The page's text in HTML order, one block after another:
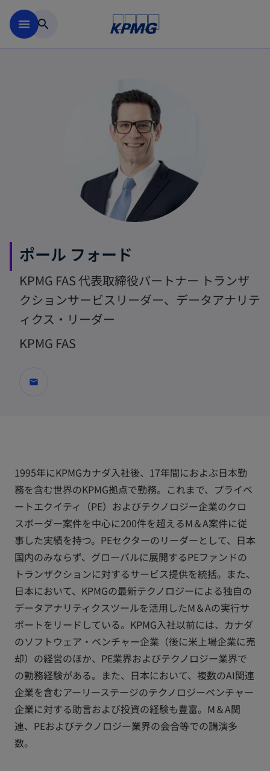
menu search
ポール フォード
KPMG FAS 代表取締役パートナー トランザ
クションサービスリーダー、データアナリテ
ィクス・リーダー
KPMG FAS
mail
1995年にKPMGカナダ入社後、17年間におよぶ日本勤
務を含む世界のKPMG拠点で勤務。これまで、プライベ
ートエクイティ（PE）およびテクノロジー企業のクロ
スボーダー案件を中心に200件を超えるM＆A案件に従
事した実績を持つ。PEセクターのリーダーとして、日本
国内のみならず、グローバルに展開するPEファンドの
トランザクションに対するサービス提供を統括。また、
日本において、KPMGの最新テクノロジーによる独自の
データアナリティクスツールを活用したM＆Aの実行サ
ポートをリードしている。KPMG入社以前には、カナダ
のソフトウェア・ベンチャー企業（後に米上場企業に売
却）の経営のほか、PE業界およびテクノロジー業界で
の勤務経験がある。また、日本において、複数のAI関連
企業を含むアーリーステージのテクノロジーベンチャー
企業に対する助言および投資の経験も豊富。M＆A関
連、PEおよびテクノロジー業界の会合等での講演多
数。